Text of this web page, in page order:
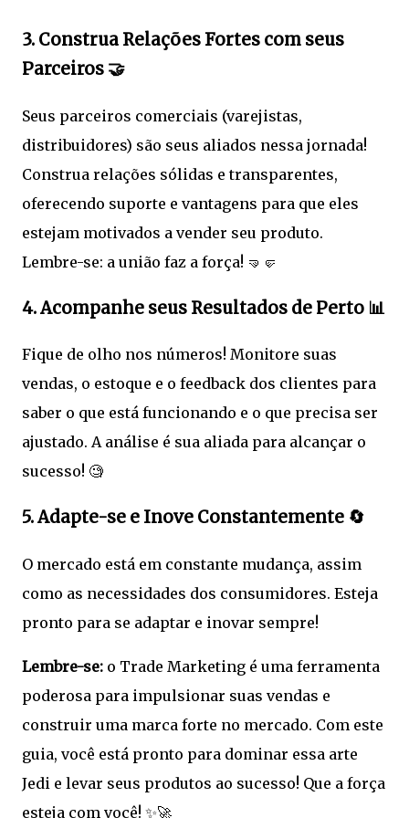
3. Construa Relações Fortes com seus
Parceiros 🤝
Seus parceiros comerciais (varejistas,
distribuidores) são seus aliados nessa jornada!
Construa relações sólidas e transparentes,
oferecendo suporte e vantagens para que eles
estejam motivados a vender seu produto.
Lembre-se: a união faz a força! 🤜🤛
4. Acompanhe seus Resultados de Perto 📊
Fique de olho nos números! Monitore suas
vendas, o estoque e o feedback dos clientes para
saber o que está funcionando e o que precisa ser
ajustado. A análise é sua aliada para alcançar o
sucesso! 🧐
5. Adapte-se e Inove Constantemente 🔄
O mercado está em constante mudança, assim
como as necessidades dos consumidores. Esteja
pronto para se adaptar e inovar sempre!
Lembre-se: o Trade Marketing é uma ferramenta
poderosa para impulsionar suas vendas e
construir uma marca forte no mercado. Com este
guia, você está pronto para dominar essa arte
Jedi e levar seus produtos ao sucesso! Que a força
esteja com você! ✨🚀